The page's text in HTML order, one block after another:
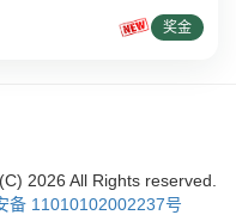
奖金
2026 All Rights reserved.
备 11010102002237号